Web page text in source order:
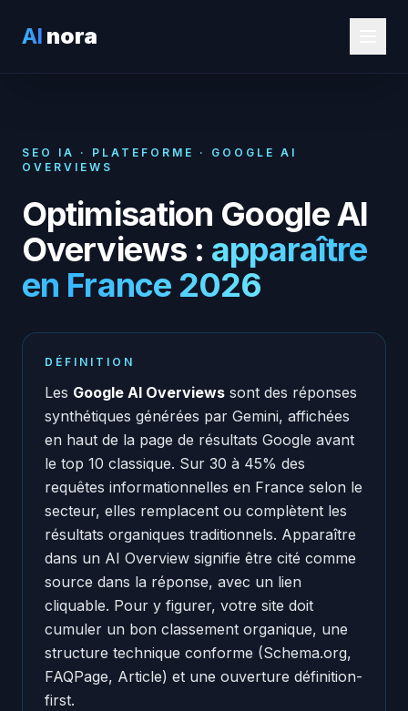
AI nora
SEO IA · PLATEFORME · GOOGLE AI
OVERVIEWS
Optimisation Google AI
Overviews : apparaître
en France 2026
DÉFINITION
Les Google AI Overviews sont des réponses
synthétiques générées par Gemini, affichées
en haut de la page de résultats Google avant
le top 10 classique. Sur 30 à 45% des
requêtes informationnelles en France selon le
secteur, elles remplacent ou complètent les
résultats organiques traditionnels. Apparaître
dans un AI Overview signifie être cité comme
source dans la réponse, avec un lien
cliquable. Pour y figurer, votre site doit
cumuler un bon classement organique, une
structure technique conforme (Schema.org,
FAQPage, Article) et une ouverture définition-
first.